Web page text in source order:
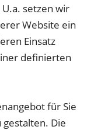
setzen wir
Website ein
Einsatz
definierten
für Sie
Die